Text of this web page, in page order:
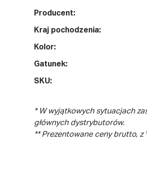
Producent:
Kraj pochodzenia:
Kolor:
Gatunek:
SKU:
* W wyjątkowych sytuacjach
głównych dystrybutorów.
** Prezentowane ceny brutto, z